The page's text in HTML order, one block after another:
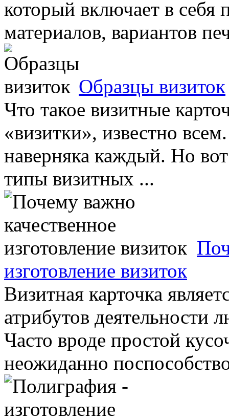
который включает в себя
материалов, вариантов
Образцы визиток
Что такое визитные
«визитки», известно
наверняка каждый. Но
типы визитных ...
изготовление визиток
Визитная карточка
атрибутов деятельности
Часто вроде простой
неожиданно